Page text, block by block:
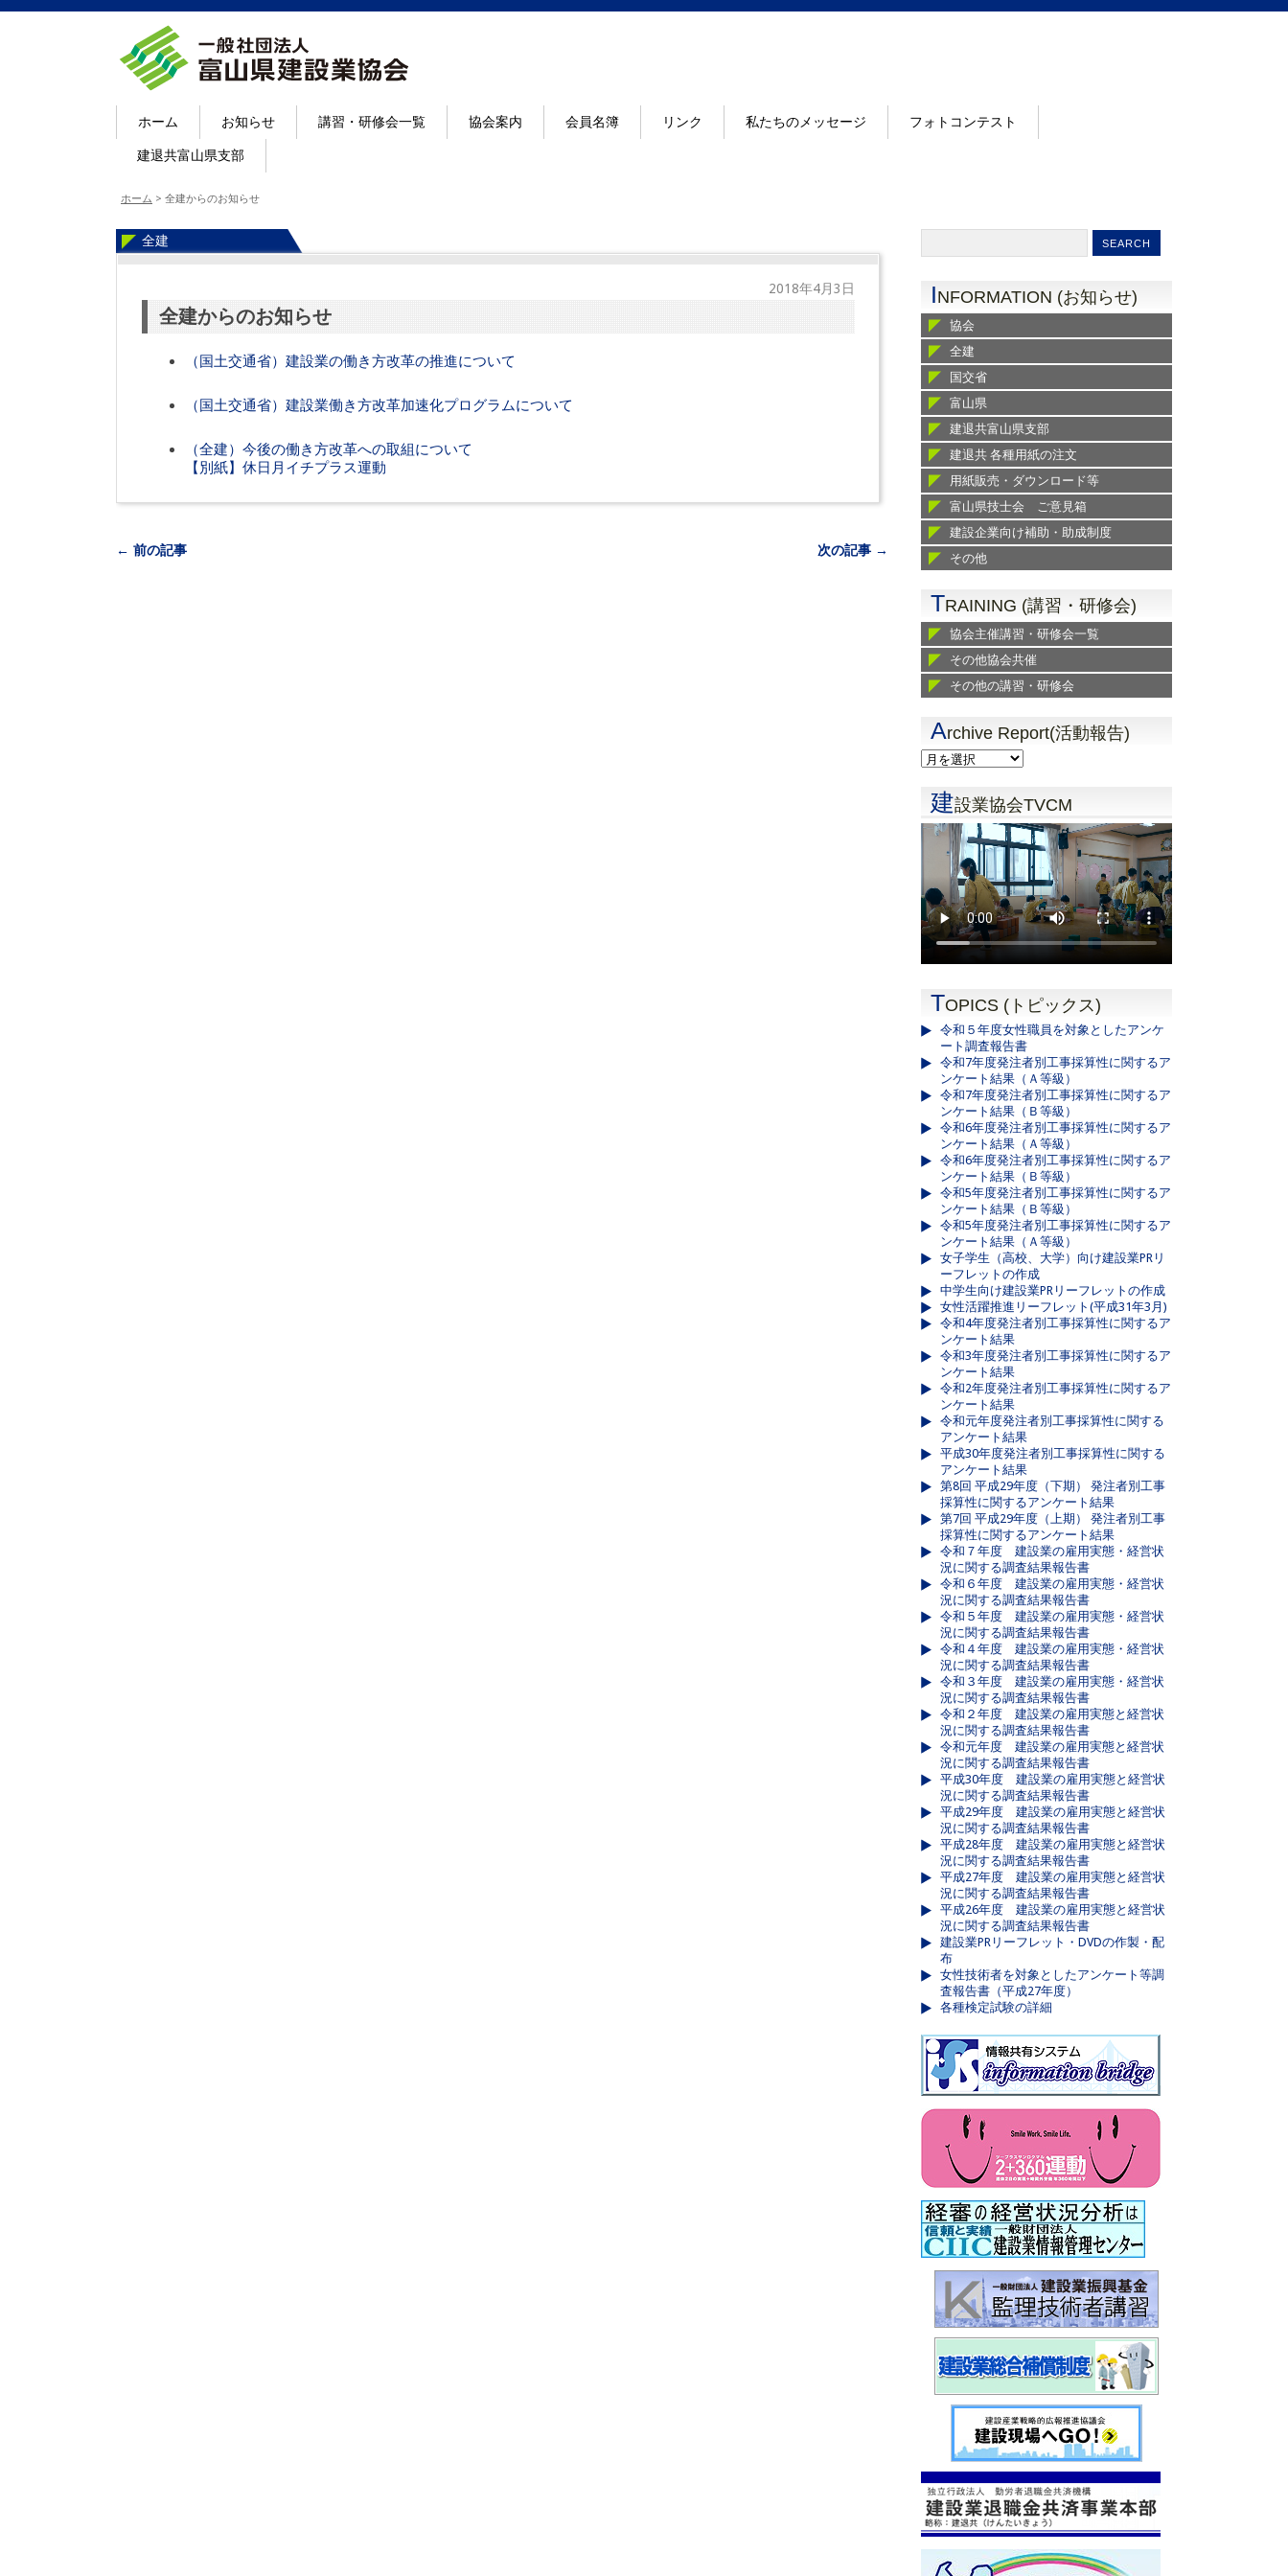
ホーム お知らせ 講習・研修会一覧 協会案内 会員名簿 リンク 私たちのメッセージ フォトコンテスト
建退共富山県支部
ホーム > 全建からのお知らせ
全建
2018年4月3日
全建からのお知らせ
（国土交通省）建設業の働き方改革の推進について
（国土交通省）建設業働き方改革加速化プログラムについて
（全建）今後の働き方改革への取組について
【別紙】休日月イチプラス運動
← 前の記事 次の記事 →
INFORMATION (お知らせ)
協会
全建
国交省
富山県
建退共富山県支部
建退共 各種用紙の注文
用紙販売・ダウンロード等
富山県技士会 ご意見箱
建設企業向け補助・助成制度
その他
TRAINING (講習・研修会)
協会主催講習・研修会一覧
その他協会共催
その他の講習・研修会
Archive Report(活動報告)
建設業協会TVCM
TOPICS (トピックス)
令和５年度女性職員を対象としたアンケ
ート調査報告書
令和7年度発注者別工事採算性に関するア
ンケート結果（Ａ等級）
令和7年度発注者別工事採算性に関するア
ンケート結果（Ｂ等級）
令和6年度発注者別工事採算性に関するア
ンケート結果（Ａ等級）
令和6年度発注者別工事採算性に関するア
ンケート結果（Ｂ等級）
令和5年度発注者別工事採算性に関するア
ンケート結果（Ｂ等級）
令和5年度発注者別工事採算性に関するア
ンケート結果（Ａ等級）
女子学生（高校、大学）向け建設業PRリ
ーフレットの作成
中学生向け建設業PRリーフレットの作成
女性活躍推進リーフレット(平成31年3月)
令和4年度発注者別工事採算性に関するア
ンケート結果
令和3年度発注者別工事採算性に関するア
ンケート結果
令和2年度発注者別工事採算性に関するア
ンケート結果
令和元年度発注者別工事採算性に関する
アンケート結果
平成30年度発注者別工事採算性に関する
アンケート結果
第8回 平成29年度（下期） 発注者別工事
採算性に関するアンケート結果
第7回 平成29年度（上期） 発注者別工事
採算性に関するアンケート結果
令和７年度 建設業の雇用実態・経営状
況に関する調査結果報告書
令和６年度 建設業の雇用実態・経営状
況に関する調査結果報告書
令和５年度 建設業の雇用実態・経営状
況に関する調査結果報告書
令和４年度 建設業の雇用実態・経営状
況に関する調査結果報告書
令和３年度 建設業の雇用実態・経営状
況に関する調査結果報告書
令和２年度 建設業の雇用実態と経営状
況に関する調査結果報告書
令和元年度 建設業の雇用実態と経営状
況に関する調査結果報告書
平成30年度 建設業の雇用実態と経営状
況に関する調査結果報告書
平成29年度 建設業の雇用実態と経営状
況に関する調査結果報告書
平成28年度 建設業の雇用実態と経営状
況に関する調査結果報告書
平成27年度 建設業の雇用実態と経営状
況に関する調査結果報告書
平成26年度 建設業の雇用実態と経営状
況に関する調査結果報告書
建設業PRリーフレット・DVDの作製・配
布
女性技術者を対象としたアンケート等調
査報告書（平成27年度）
各種検定試験の詳細